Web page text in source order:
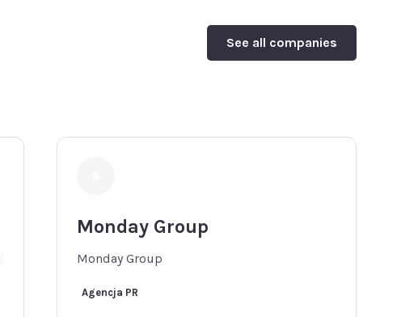
See all companies
Monday Group
Monday Group
Agencja PR